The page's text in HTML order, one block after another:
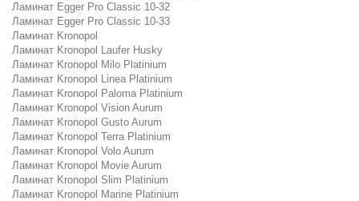
Ламинат Egger Pro Classic 10-32
Ламинат Egger Pro Classic 10-33
Ламинат Kronopol
Ламинат Kronopol Laufer Husky
Ламинат Kronopol Milo Platinium
Ламинат Kronopol Linea Platinium
Ламинат Kronopol Paloma Platinium
Ламинат Kronopol Vision Aurum
Ламинат Kronopol Gusto Aurum
Ламинат Kronopol Terra Platinium
Ламинат Kronopol Volo Aurum
Ламинат Kronopol Movie Aurum
Ламинат Kronopol Slim Platinium
Ламинат Kronopol Marine Platinium